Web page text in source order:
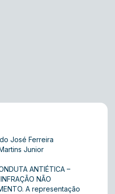
José Ferreira
Junior
ANTIÉTICA –
NÃO
A representação